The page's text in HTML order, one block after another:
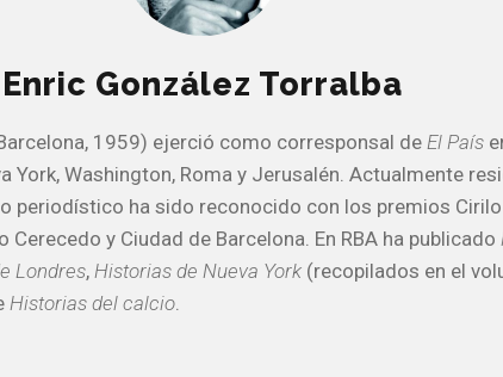
Enric González Torralba
1959) ejerció como corresponsal de El País
York, Washington, Roma y Jerusalén. Actualmente
periodístico ha sido reconocido con los premios Cirilo
Cerecedo y Ciudad de Barcelona. En RBA ha publicado
Londres, Historias de Nueva York (recopilados en el
Historias del calcio.